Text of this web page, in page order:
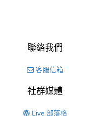
聯絡我們
客服信箱
社群媒體
Live 部落格